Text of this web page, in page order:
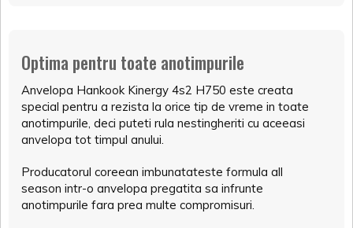
Optima pentru toate anotimpurile
Anvelopa Hankook Kinergy 4s2 H750 este creata
special pentru a rezista la orice tip de vreme in toate
anotimpurile, deci puteti rula nestingheriti cu aceeasi
anvelopa tot timpul anului.
Producatorul coreean imbunatateste formula all
season intr-o anvelopa pregatita sa infrunte
anotimpurile fara prea multe compromisuri.